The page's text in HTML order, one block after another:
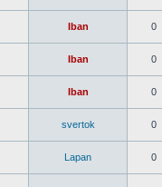
Iban 0
Iban 0
Iban 0
svertok 0
Lapan 0